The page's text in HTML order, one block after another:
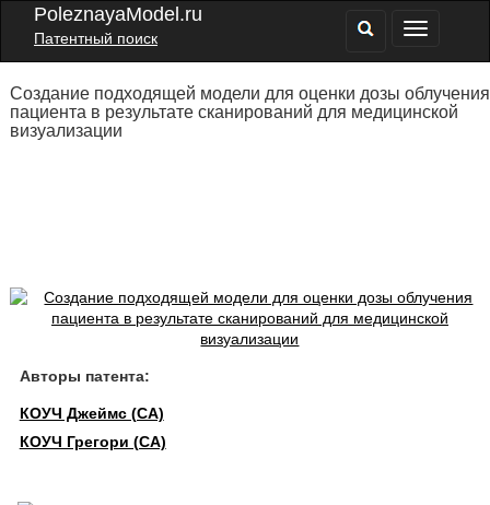
PoleznayaModel.ru
Патентный поиск
Создание подходящей модели для оценки дозы облучения
пациента в результате сканирований для медицинской
визуализации
Авторы патента:
КОУЧ Джеймс (CA)
КОУЧ Грегори (CA)